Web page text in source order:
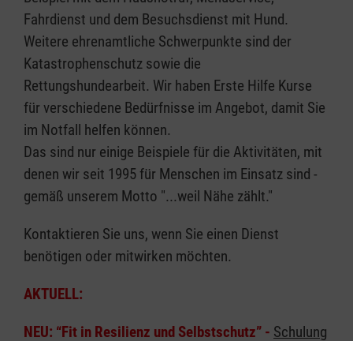
Fahrdienst und dem Besuchsdienst mit Hund.
Weitere ehrenamtliche Schwerpunkte sind der
Katastrophenschutz sowie die
Rettungshundearbeit. Wir haben Erste Hilfe Kurse
für verschiedene Bedürfnisse im Angebot, damit Sie
im Notfall helfen können.
Das sind nur einige Beispiele für die Aktivitäten, mit
denen wir seit 1995 für Menschen im Einsatz sind -
gemäß unserem Motto "...weil Nähe zählt."
Kontaktieren Sie uns, wenn Sie einen Dienst
benötigen oder mitwirken möchten.
AKTUELL:
NEU: “Fit in Resilienz und Selbstschutz” - Schulung